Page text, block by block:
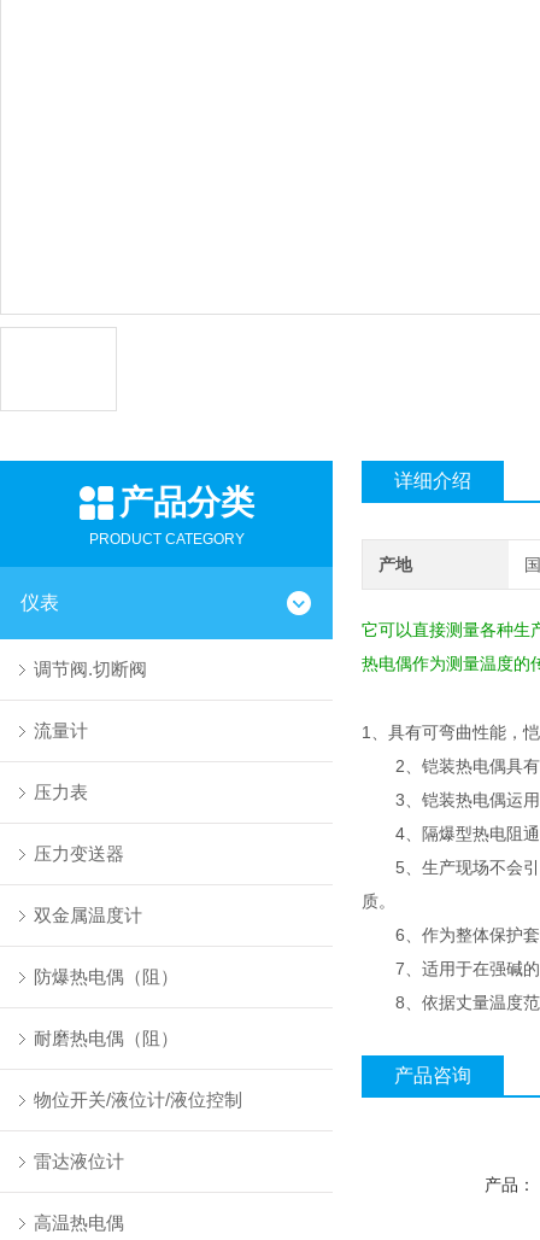
产品分类
PRODUCT CATEGORY
仪表
调节阀.切断阀
流量计
压力表
压力变送器
双金属温度计
防爆热电偶（阻）
耐磨热电偶（阻）
物位开关/液位计/液位控制
雷达液位计
高温热电偶
详细介绍
产地
它可以直接测量各种生
热电偶作为测量温度的
1、具有可弯曲性能，
2、铠装热电偶具有
3、铠装热电偶运用
4、隔爆型热电阻通
5、生产现场不会引
质。
6、作为整体保护套
7、适用于在强碱的
8、依据丈量温度范
产品咨询
产品：